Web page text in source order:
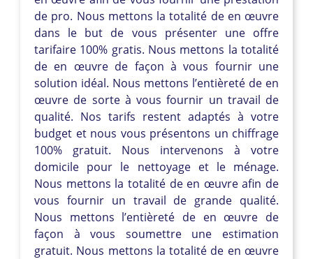
de pro. Nous mettons la totalité de en œuvre
dans le but de vous présenter une offre
tarifaire 100% gratis. Nous mettons la totalité
de en œuvre de façon à vous fournir une
solution idéal. Nous mettons l’entièreté de en
œuvre de sorte à vous fournir un travail de
qualité. Nos tarifs restent adaptés à votre
budget et nous vous présentons un chiffrage
100% gratuit. Nous intervenons à votre
domicile pour le nettoyage et le ménage.
Nous mettons la totalité de en œuvre afin de
vous fournir un travail de grande qualité.
Nous mettons l’entièreté de en œuvre de
façon à vous soumettre une estimation
gratuit. Nous mettons la totalité de en œuvre